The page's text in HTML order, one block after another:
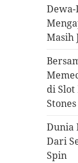
Masih
di Slot
Stones
Dunia
Dari
Spin